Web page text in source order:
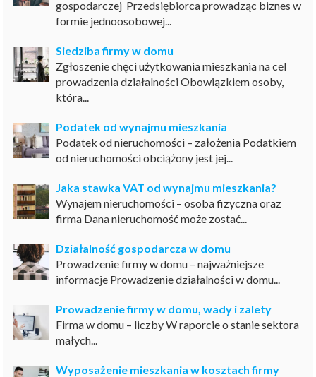
gospodarczej Przedsiębiorca prowadząc biznes w
formie jednoosobowej...
Siedziba firmy w domu
Zgłoszenie chęci użytkowania mieszkania na cel
prowadzenia działalności Obowiązkiem osoby,
która...
Podatek od wynajmu mieszkania
Podatek od nieruchomości – założenia Podatkiem
od nieruchomości obciążony jest jej...
Jaka stawka VAT od wynajmu mieszkania?
Wynajem nieruchomości – osoba fizyczna oraz
firma Dana nieruchomość może zostać...
Działalność gospodarcza w domu
Prowadzenie firmy w domu – najważniejsze
informacje Prowadzenie działalności w domu...
Prowadzenie firmy w domu, wady i zalety
Firma w domu – liczby W raporcie o stanie sektora
małych...
Wyposażenie mieszkania w kosztach firmy